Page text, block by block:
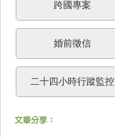
跨國專案
婚前徵信
二十四小時行蹤監控